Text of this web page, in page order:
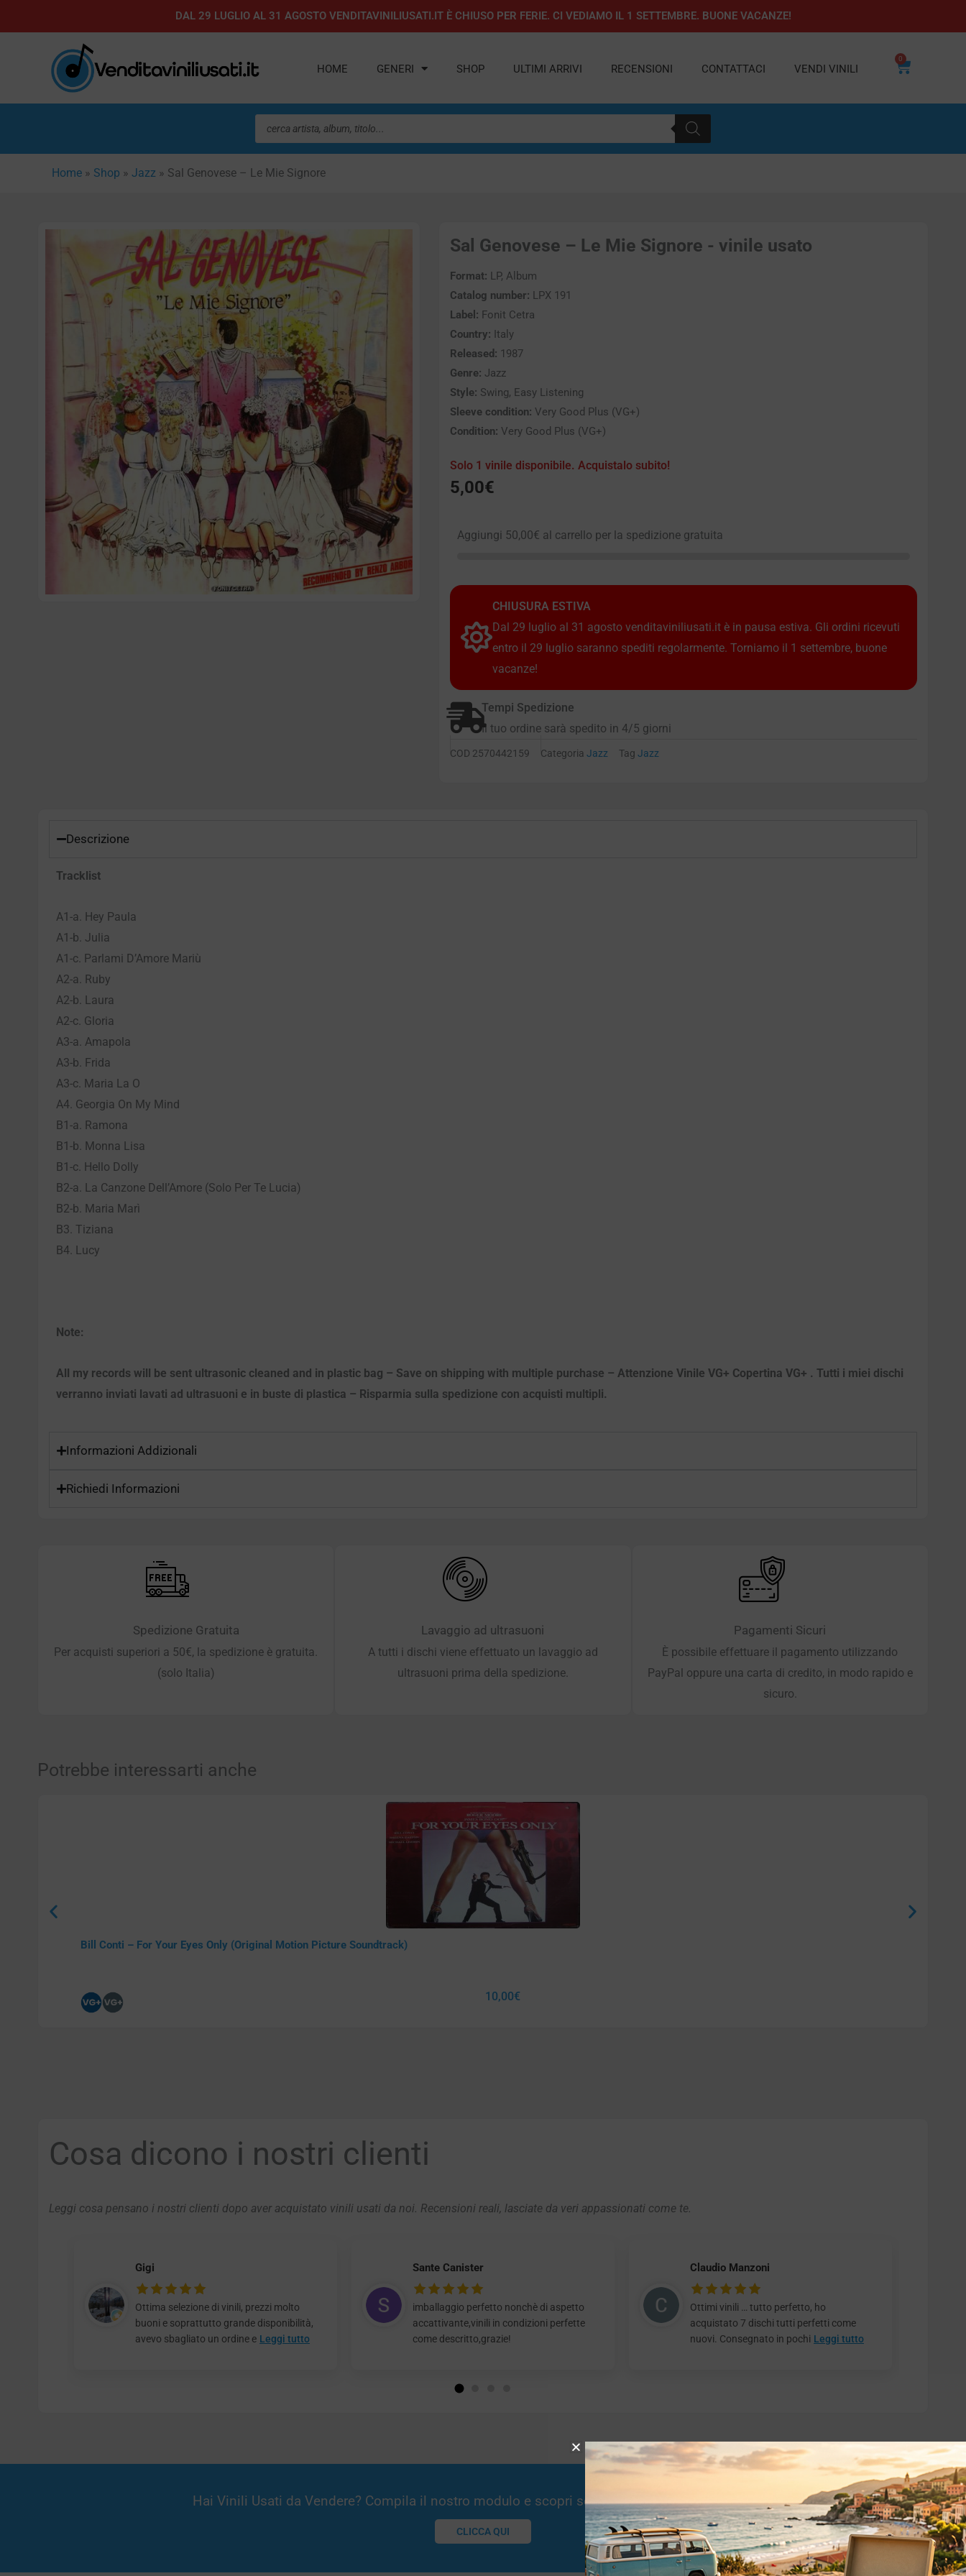
al
DAL 29 LUGLIO AL 31 AGOSTO VENDITAVINILIUSATI.IT È CHIUSO PER FERIE. CI VEDIAMO IL 1 SETTEMBRE. BUONE VACANZE!
HOME GENERI SHOP ULTIMI ARRIVI RECENSIONI CONTATTACI VENDI VINILI
0
Carrello
Ricerca
prodotti
Home » Shop » Jazz » Sal Genovese – Le Mie Signore
Sal Genovese – Le Mie Signore - vinile usato
Format: LP, Album
Catalog number: LPX 191
Label: Fonit Cetra
Country: Italy
Released: 1987
Genre: Jazz
Style: Swing, Easy Listening
Sleeve condition: Very Good Plus (VG+)
Condition: Very Good Plus (VG+)
Solo 1 vinile disponibile. Acquistalo subito!
5,00€
Aggiungi 50,00€ al carrello per la spedizione gratuita
CHIUSURA ESTIVA
Dal 29 luglio al 31 agosto venditaviniliusati.it è in pausa estiva. Gli ordini ricevuti
entro il 29 luglio saranno spediti regolarmente. Torniamo il 1 settembre, buone
vacanze!
Tempi Spedizione
Il tuo ordine sarà spedito in 4/5 giorni
COD 2570442159 Categoria Jazz Tag Jazz
Descrizione
Tracklist
A1-a. Hey Paula
A1-b. Julia
A1-c. Parlami D’Amore Mariù
A2-a. Ruby
A2-b. Laura
A2-c. Gloria
A3-a. Amapola
A3-b. Frida
A3-c. Maria La O
A4. Georgia On My Mind
B1-a. Ramona
B1-b. Monna Lisa
B1-c. Hello Dolly
B2-a. La Canzone Dell’Amore (Solo Per Te Lucia)
B2-b. Maria Marì
B3. Tiziana
B4. Lucy
Note:
All my records will be sent ultrasonic cleaned and in plastic bag – Save on shipping with multiple purchase – Attenzione Vinile VG+ Copertina VG+ . Tutti i miei dischi
verranno inviati lavati ad ultrasuoni e in buste di plastica – Risparmia sulla spedizione con acquisti multipli.
Informazioni Addizionali
Richiedi Informazioni
Spedizione Gratuita
Per acquisti superiori a 50€, la spedizione è gratuita.
(solo Italia)
Lavaggio ad ultrasuoni
A tutti i dischi viene effettuato un lavaggio ad
ultrasuoni prima della spedizione.
Pagamenti Sicuri
È possibile effettuare il pagamento utilizzando
PayPal oppure una carta di credito, in modo rapido e
sicuro.
Potrebbe interessarti anche
Bill Conti – For Your Eyes Only (Original Motion Picture Soundtrack)
10,00€
Cosa dicono i nostri clienti
Leggi cosa pensano i nostri clienti dopo aver acquistato vinili usati da noi. Recensioni reali, lasciate da veri appassionati come te.
Gigi
Ottima selezione di vinili, prezzi molto
buoni e soprattutto grande disponibilità,
avevo sbagliato un ordine e Leggi tutto
Sante Canister
imballaggio perfetto nonchè di aspetto
accattivante,vinili in condizioni perfette
come descritto,grazie!
Claudio Manzoni
Ottimi vinili … tutto perfetto, ho
acquistato 7 dischi tutti perfetti come
nuovi. Consegnato in pochi Leggi tutto
Hai Vinili Usati da Vendere? Compila il nostro modulo e scopri se potremmo essere interessati!
CLICCA QUI